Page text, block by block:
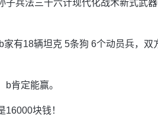
兵法三十六计现代化战术新式武
有18辆坦克 5条狗 6个动员兵，双
肯定能赢。
块钱！